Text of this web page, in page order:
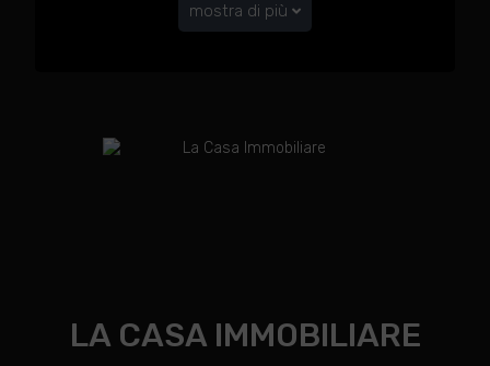
mostra di più
LA CASA IMMOBILIARE